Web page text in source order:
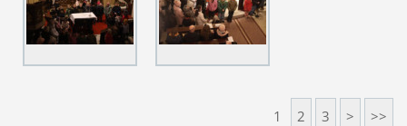
1 2 3 > >>